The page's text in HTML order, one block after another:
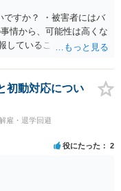
ですか？ ・被害者にはバ
情から、可能性は高くな
していることは考えにく
、 必要なら医師の診察を
初動対応につい
雇・退学回避
役にたった 2